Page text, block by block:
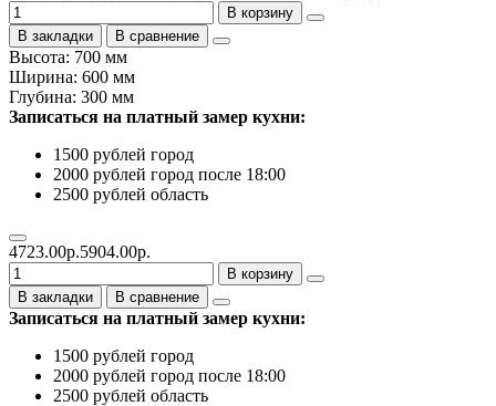
В корзину
В закладки
В сравнение
Высота: 700 мм
Ширина: 600 мм
Глубина: 300 мм
Записаться на платный замер кухни:
1500 рублей город
2000 рублей город после 18:00
2500 рублей область
4723.00р.5904.00р.
В корзину
В закладки
В сравнение
Записаться на платный замер кухни:
1500 рублей город
2000 рублей город после 18:00
2500 рублей область